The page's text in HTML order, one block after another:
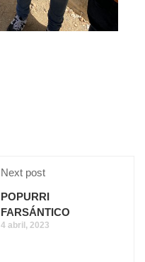
Next post
POPURRI
FARSÁNTICO
4 abril, 2023